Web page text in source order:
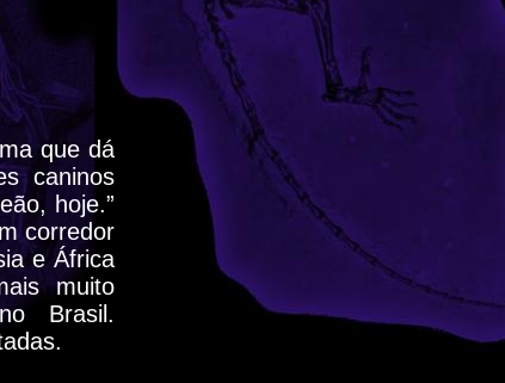
que dá
caninos
hoje.”
corredor
e África
muito
Brasil.